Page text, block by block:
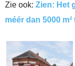
Zie ook: Zien: Het
méér dan 5000